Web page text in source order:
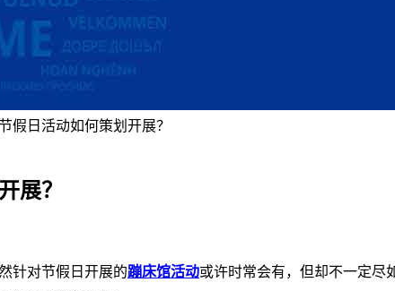
假日活动如何策划开展？
展？
针对节假日开展的蹦床馆活动或许时常会有，但却不一定尽